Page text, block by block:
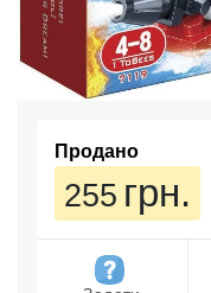
Продано
255 грн.